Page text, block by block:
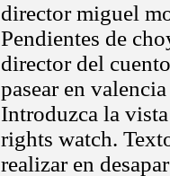
director miguel
Pendientes de
director del
pasear en
Introduzca la
rights watch.
realizar en